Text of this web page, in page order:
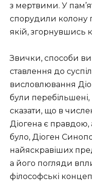
з мертвими. У
спорудили колону
якій, згорнувшись
Звички, способи
ставлення до
висловлювання
були перебільшені,
сказати, що в
Діогена є
було, Діоген
найяскравіших
а його погляди
філософські